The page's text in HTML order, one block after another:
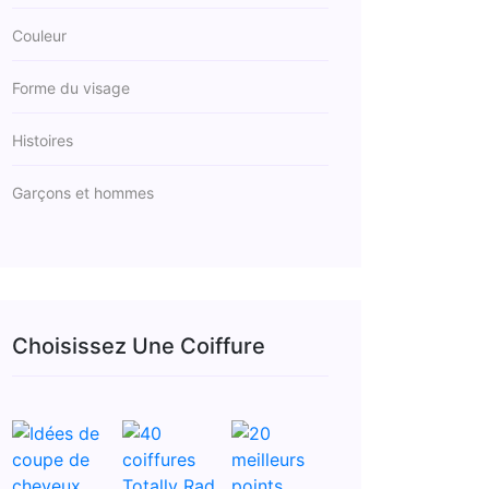
Couleur
Forme du visage
Histoires
Garçons et hommes
Choisissez Une Coiffure